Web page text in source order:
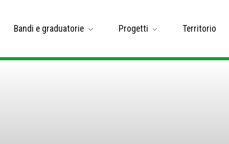
Bandi e graduatorie Progetti Territorio